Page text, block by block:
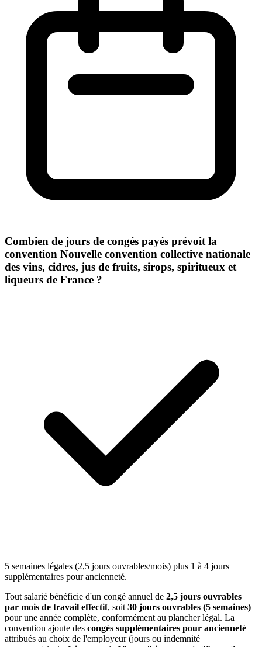
Combien de jours de congés payés prévoit la
convention Nouvelle convention collective nationale
des vins, cidres, jus de fruits, sirops, spiritueux et
liqueurs de France ?
5 semaines légales (2,5 jours ouvrables/mois) plus 1 à 4 jours
supplémentaires pour ancienneté.
Tout salarié bénéficie d'un congé annuel de 2,5 jours ouvrables
par mois de travail effectif, soit 30 jours ouvrables (5 semaines)
pour une année complète, conformément au plancher légal. La
convention ajoute des congés supplémentaires pour ancienneté
attribués au choix de l'employeur (jours ou indemnité